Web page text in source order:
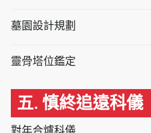
墓園設計規劃
靈骨塔位鑑定
五. 慎終追遠科儀
對年合爐科儀